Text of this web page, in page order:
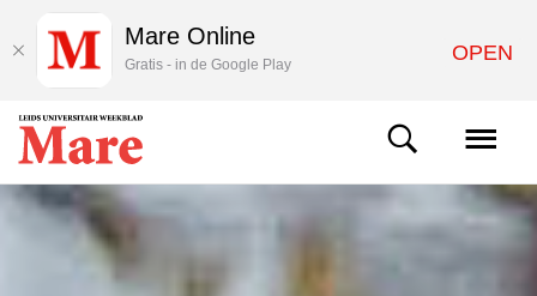
Mare Online
Gratis - in de Google Play OPEN